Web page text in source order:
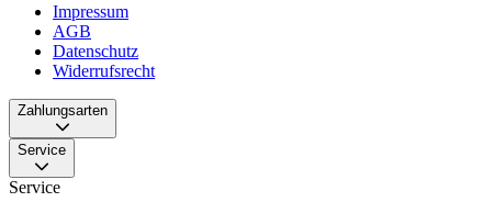
Impressum
AGB
Datenschutz
Widerrufsrecht
Zahlungsarten
Service
Service